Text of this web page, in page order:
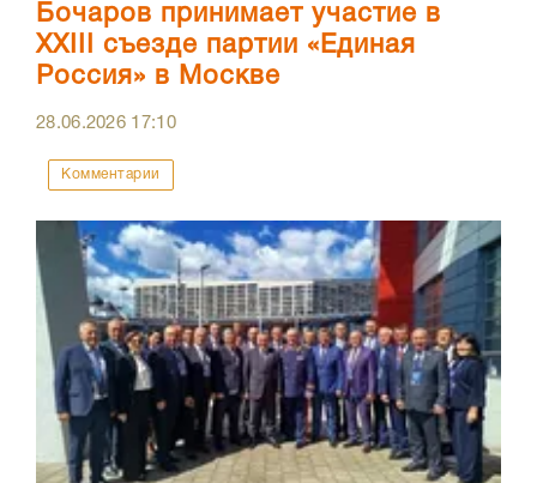
Бочаров принимает участие в
XXIII съезде партии «Единая
Россия» в Москве
28.06.2026 17:10
Комментарии